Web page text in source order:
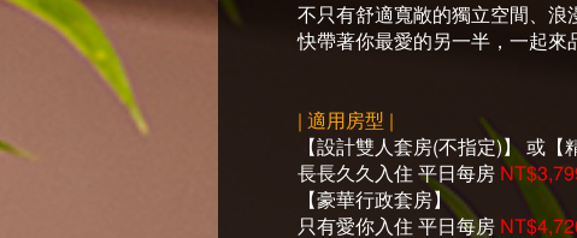
不只有舒適寬敞的獨立空間、浪
快帶著你最愛的另一半，一起來
| 適用房型 |
【設計雙人套房(不指定)】 或【
長長久久入住 平日每房
【豪華行政套房】
只有愛你入住 平日每房